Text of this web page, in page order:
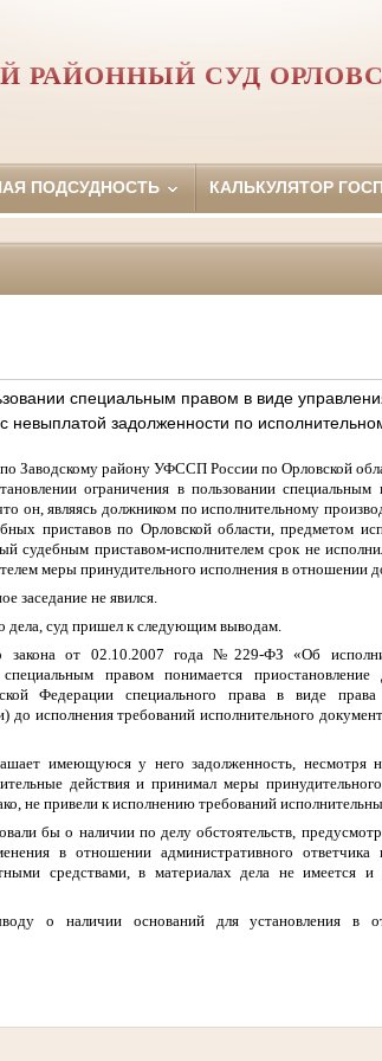
РАЙОННЫЙ СУД
ПОДСУДНОСТЬ КАЛЬКУЛЯТОР
специальным правом в виде
невыплатой задолженности по
Заводскому району УФССП России по Орловской
ограничения в пользовании
он, являясь должником по исполнительному
приставов по Орловской области, предметом
судебным приставом-исполнителем срок не
меры принудительного исполнения в отношении
заседание не явился.
дела, суд пришел к следующим выводам.
закона от 02.10.2007 года №229-ФЗ «Об
правом понимается
Федерации специального права в виде
до исполнения требований исполнительного
имеющуюся у него задолженность, несмотря
действия и принимал меры
не привели к исполнению требований
бы о наличии по делу обстоятельств,
в отношении административного ответчика
средствами, в материалах дела не имеется
о наличии оснований для установления в